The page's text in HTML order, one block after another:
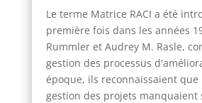
Le terme Matrice RACI a été
première fois dans les années
Rummler et Audrey M. Rasle,
gestion des processus
époque, ils reconnaissaient que
gestion des projets manquaient